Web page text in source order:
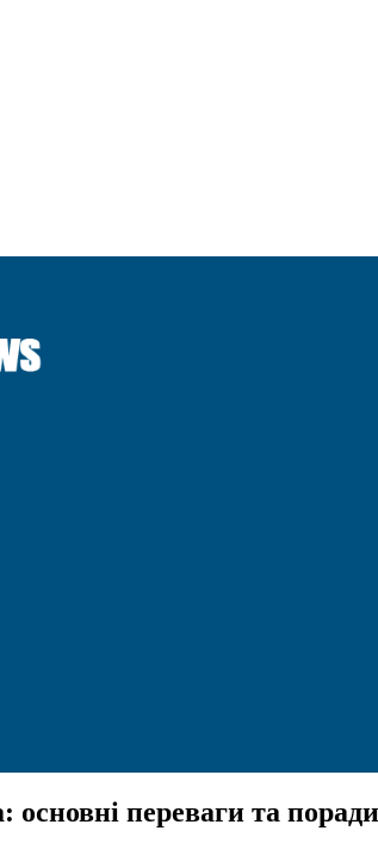
основні переваги та поради